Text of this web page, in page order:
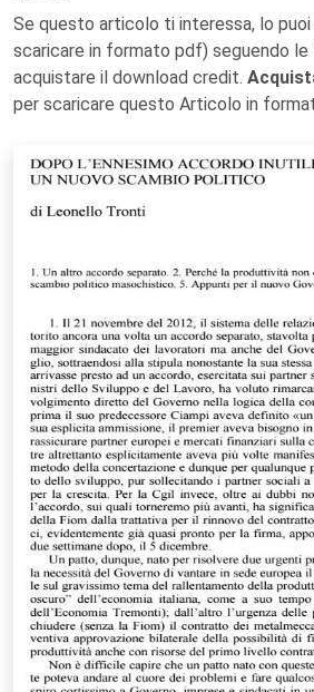
Se questo articolo ti interessa, lo
scaricare in formato pdf) seguendo le
acquistare il download credit.
per scaricare questo Articolo in